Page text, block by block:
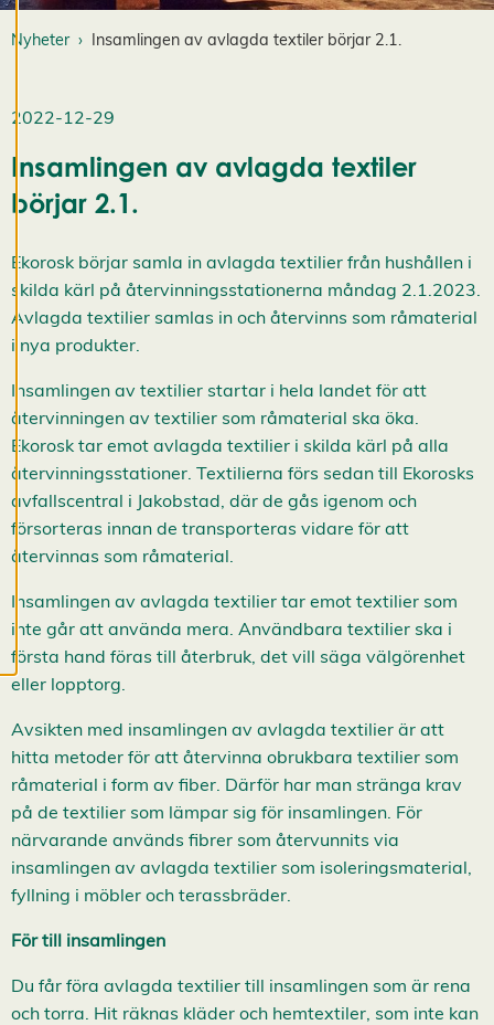
k
A
Nyheter Insamlingen av avlagda textiler börjar 2.1.
2022-12-29
Insamlingen av avlagda textiler
börjar 2.1.
Ekorosk börjar samla in avlagda textilier från hushållen i
skilda kärl på återvinningsstationerna måndag 2.1.2023.
Avlagda textilier samlas in och återvinns som råmaterial
i nya produkter.
Insamlingen av textilier startar i hela landet för att
återvinningen av textilier som råmaterial ska öka.
Ekorosk tar emot avlagda textilier i skilda kärl på alla
återvinningsstationer. Textilierna förs sedan till Ekorosks
avfallscentral i Jakobstad, där de gås igenom och
försorteras innan de transporteras vidare för att
återvinnas som råmaterial.
Insamlingen av avlagda textilier tar emot textilier som
inte går att använda mera. Användbara textilier ska i
första hand föras till återbruk, det vill säga välgörenhet
eller lopptorg.
Avsikten med insamlingen av avlagda textilier är att
hitta metoder för att återvinna obrukbara textilier som
råmaterial i form av fiber. Därför har man stränga krav
på de textilier som lämpar sig för insamlingen. För
närvarande används fibrer som återvunnits via
insamlingen av avlagda textilier som isoleringsmaterial,
fyllning i möbler och terassbräder.
För till insamlingen
Du får föra avlagda textilier till insamlingen som är rena
och torra. Hit räknas kläder och hemtextiler, som inte kan